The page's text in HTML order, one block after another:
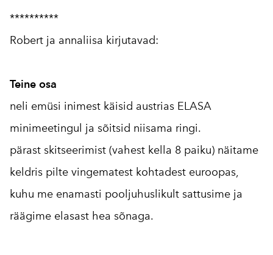
**********
Robert ja annaliisa kirjutavad:
Teine osa
neli emüsi inimest käisid austrias ELASA
minimeetingul ja sõitsid niisama ringi.
pärast skitseerimist (vahest kella 8 paiku) näitame
keldris pilte vingematest kohtadest euroopas,
kuhu me enamasti pooljuhuslikult sattusime ja
räägime elasast hea sõnaga.